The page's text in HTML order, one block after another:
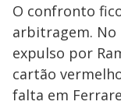
O confronto
arbitragem.
expulso por
cartão
falta em